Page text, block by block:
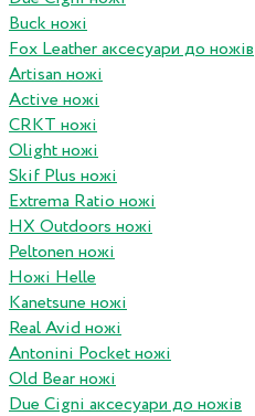
Buck ножі
Fox Leather аксесуари до ножів
Artisan ножі
Active ножі
CRKT ножі
Olight ножі
Skif Plus ножі
Extrema Ratio ножі
HX Outdoors ножі
Peltonen ножі
Ножі Helle
Kanetsune ножі
Real Avid ножі
Antonini Pocket ножі
Old Bear ножі
Due Cigni аксесуари до ножів